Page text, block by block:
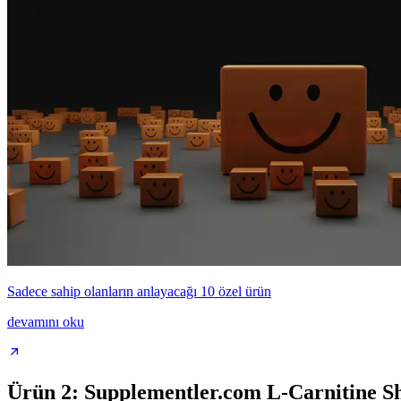
Sadece sahip olanların anlayacağı 10 özel ürün
devamını oku
Ürün 2: Supplementler.com L-Carnitine